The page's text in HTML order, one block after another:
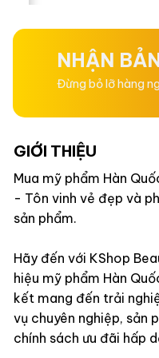
5
NHẬN
Đừng bỏ lỡ hàng
GIỚI THIỆU
Mua mỹ phẩm Hàn
- Tôn vinh vẻ đẹp và
sản phẩm.
Hãy đến với KShop
hiệu mỹ phẩm Hàn
kết mang đến trải
vụ chuyên nghiệp, sản
chính sách ưu đãi hấp